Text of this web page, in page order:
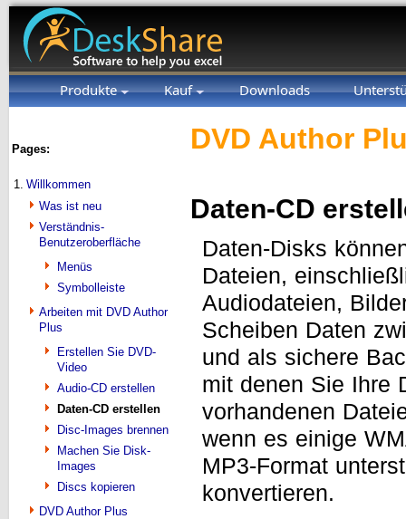
Produkte Kauf Downloads
Pages:
1. Willkommen
Was ist neu
Verständnis-
Benutzeroberfläche
Menüs
Symbolleiste
Arbeiten mit DVD Author
Plus
Erstellen Sie DVD-
Video
Audio-CD erstellen
Daten-CD erstellen
Disc-Images brennen
Machen Sie Disk-
Images
Discs kopieren
DVD Author Plus
DVD Author
Daten-CD
Daten-Disks
Dateien,
Audiodateien,
Scheiben Daten
und als sichere
mit denen Sie Ihre
vorhandenen
wenn es einige
MP3-Format
konvertieren.